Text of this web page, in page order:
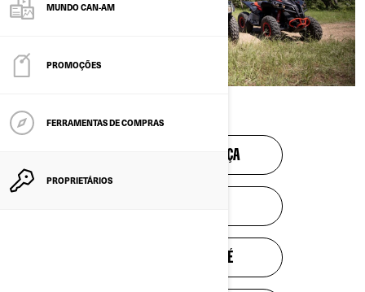
MUNDO CAN-AM
PROMOÇÕES
FERRAMENTAS DE COMPRAS
PROPRIETÁRIOS
VÍDEO DE SEGURANÇA
VIDÉO DE SÉCURITÉ